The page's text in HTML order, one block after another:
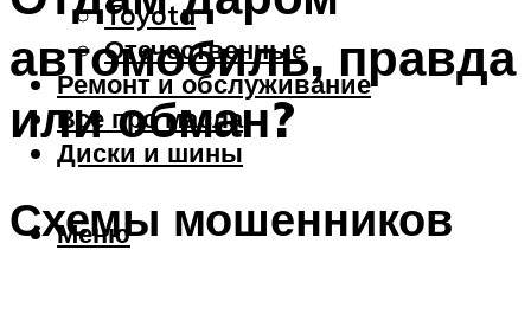
Toyota
Отечественные
Ремонт и обслуживание
Все про масла
Диски и шины
Меню
автомобиль, правда
или обман?
Схемы мошенников